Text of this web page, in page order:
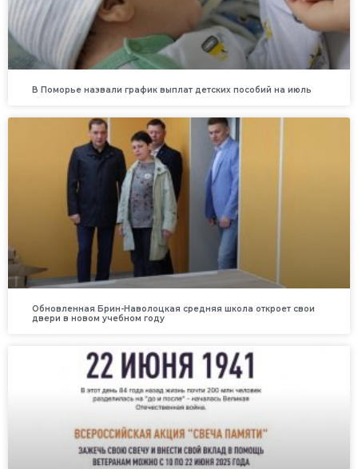
В Поморье назвали график выплат детских пособий на июль
Обновленная Брин-Наволоцкая средняя школа откроет свои
двери в новом учебном году